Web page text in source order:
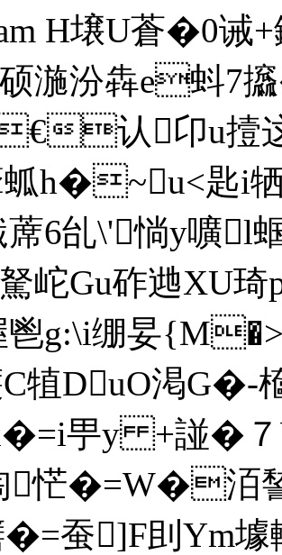
H壌U蒼�0
湤汾犇e蚪7
认卬u撎
蛌h�~u<
蓆6乨\'惝y嚝l
岮Gu砟逇XU
鬯g:\i绷妟
犆DuO渇G�-
甼y +諩�
恾�=W�洦諬
�=蚕]F刞Ym